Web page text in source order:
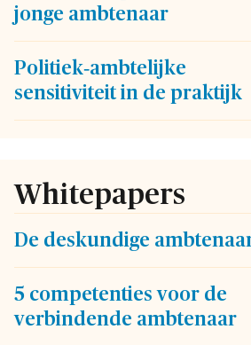
jonge ambtenaar
Politiek‑ambtelijke
sensitiviteit in de praktijk
Whitepapers
De deskundige
5 competenties voor de
verbindende ambtenaar